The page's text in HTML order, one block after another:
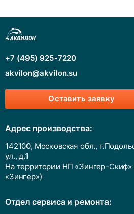
Оставить заявку
+7 (495) 925-7220
akvilon@akvilon.su
Адрес производства:
142100, Московская обл.,
ул., д.1
На территории НП «Зингер-
«Зингер»)
Отдел сервиса и ремонта: